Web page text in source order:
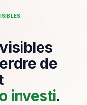
de
investi.